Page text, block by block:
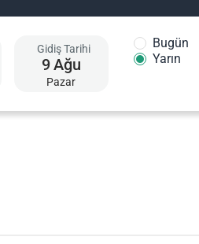
Gidiş Tarihi
9Ağu
Pazar
Bugün
Yarın